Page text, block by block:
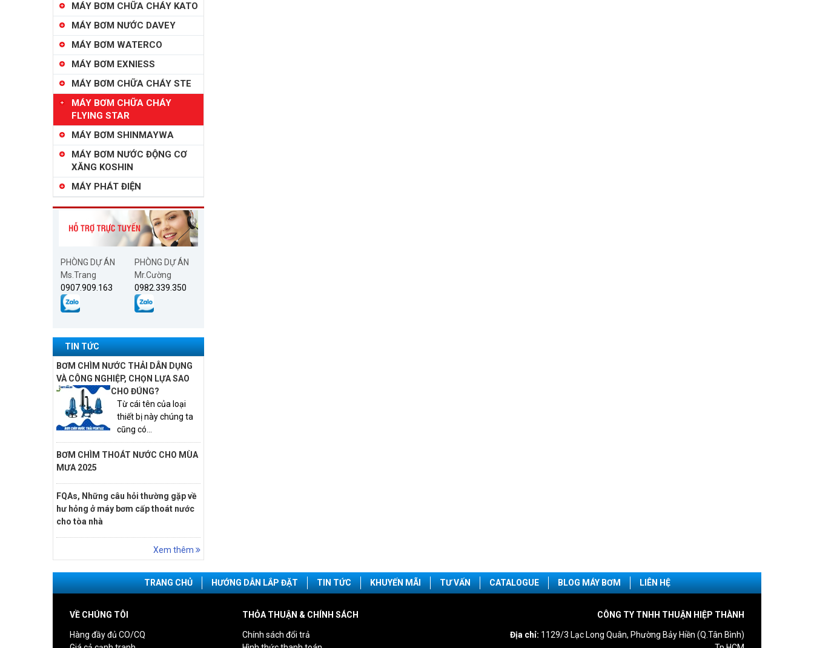
MÁY BƠM CHỮA CHÁY KATO
MÁY BƠM NƯỚC DAVEY
MÁY BƠM WATERCO
MÁY BƠM EXNIESS
MÁY BƠM CHỮA CHÁY STE
MÁY BƠM CHỮA CHÁY
FLYING STAR
MÁY BƠM SHINMAYWA
MÁY BƠM NƯỚC ĐỘNG CƠ
XĂNG KOSHIN
MÁY PHÁT ĐIỆN
PHÒNG DỰ ÁN
Ms.Trang
0907.909.163
PHÒNG DỰ ÁN
Mr.Cường
0982.339.350
TIN TỨC
BƠM CHÌM NƯỚC THẢI DÂN DỤNG
VÀ CÔNG NGHIỆP, CHỌN LỰA SAO
CHO ĐÚNG?
Từ cái tên của loại
thiết bị này chúng ta
cũng có...
BƠM CHÌM THOÁT NƯỚC CHO MÙA
MƯA 2025
FQAs, Những câu hỏi thường gặp về
hư hỏng ở máy bơm cấp thoát nước
cho tòa nhà
Xem thêm
TRANG CHỦ HƯỚNG DẪN LẮP ĐẶT TIN TỨC KHUYẾN MÃI TƯ VẤN CATALOGUE BLOG MÁY BƠM LIÊN HỆ
VỀ CHÚNG TÔI
Hàng đầy đủ CO/CQ
THỎA THUẬN & CHÍNH SÁCH
Chính sách đổi trả
CÔNG TY TNHH THUẬN HIỆP THÀNH
Địa chỉ: 1129/3 Lạc Long Quân, Phường Bảy Hiền (Q.Tân Bình)